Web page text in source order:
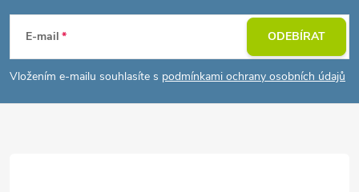
p
a
E-mail
Vložením e-mailu souhlasíte s podmínkami ochrany osobních údajů
ODEBÍRAT